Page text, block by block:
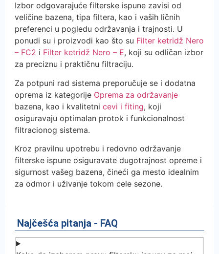
Izbor odgovarajuće filterske ispune zavisi od
veličine bazena, tipa filtera, kao i vaših ličnih
preferenci u pogledu održavanja i trajnosti. U
ponudi su i proizvodi kao što su Filter ketridž Nero
– FC2 i Filter ketridž Nero – E, koji su odličan izbor
za preciznu i praktičnu filtraciju.
Za potpuni rad sistema preporučuje se i dodatna
oprema iz kategorije Oprema za održavanje
bazena, kao i kvalitetni cevi i fiting, koji
osiguravaju optimalan protok i funkcionalnost
filtracionog sistema.
Kroz pravilnu upotrebu i redovno održavanje
filterske ispune osiguravate dugotrajnost opreme i
sigurnost vašeg bazena, čineći ga mesto idealnim
za odmor i uživanje tokom cele sezone.
Najčešća pitanja - FAQ